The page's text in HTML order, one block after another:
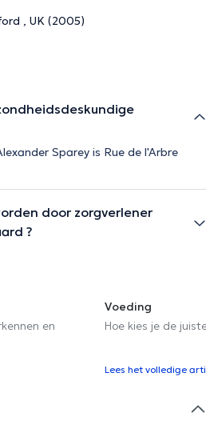
, UK (2005)
Sparey is Rue de l'Arbre
door zorgverlener
?
en
Voeding
Hoe kies je de
Lees het volledige